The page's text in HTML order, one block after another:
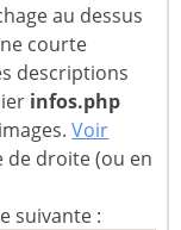
au dessus
courte
descriptions
infos.php
Voir
de droite (ou en
suivante :